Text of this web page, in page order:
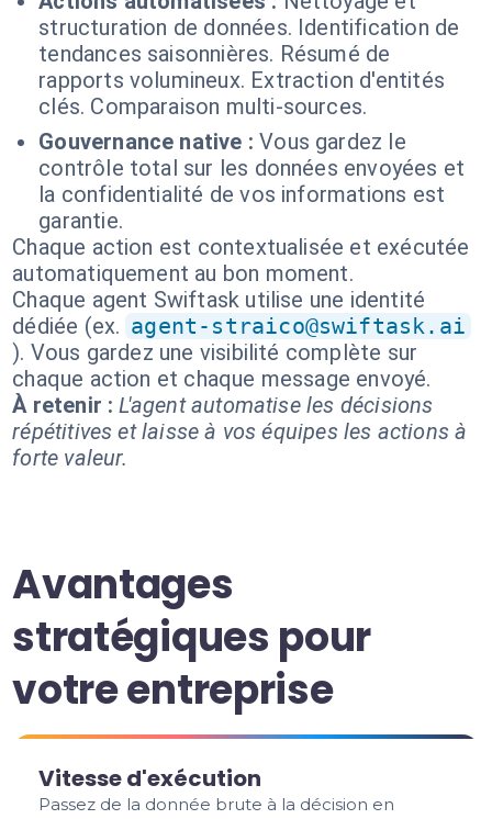
structuration de données. Identification de
tendances saisonnières. Résumé de
rapports volumineux. Extraction d'entités
clés. Comparaison multi-sources.
Gouvernance native : Vous gardez le
contrôle total sur les données envoyées et
la confidentialité de vos informations est
garantie.
Chaque action est contextualisée et exécutée
automatiquement au bon moment.
Chaque agent Swiftask utilise une identité
dédiée (ex. agent-straico@swiftask.ai
). Vous gardez une visibilité complète sur
chaque action et chaque message envoyé.
À retenir : L'agent automatise les décisions
répétitives et laisse à vos équipes les actions à
forte valeur.
Avantages
stratégiques pour
votre entreprise
Vitesse d'exécution
Passez de la donnée brute à la décision en